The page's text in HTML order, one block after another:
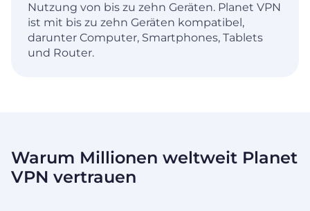
Nutzung von bis zu zehn Geräten. Planet VPN
ist mit bis zu zehn Geräten kompatibel,
darunter Computer, Smartphones, Tablets
und Router.
Warum Millionen weltweit Planet
VPN vertrauen